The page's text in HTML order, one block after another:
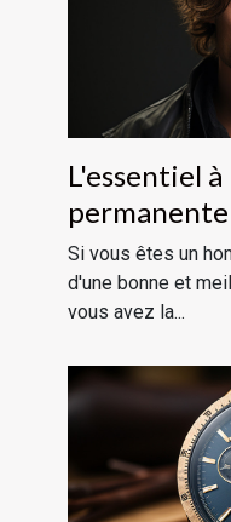
L'essentiel
Si vous êtes un
d'une bonne et
vous avez la...